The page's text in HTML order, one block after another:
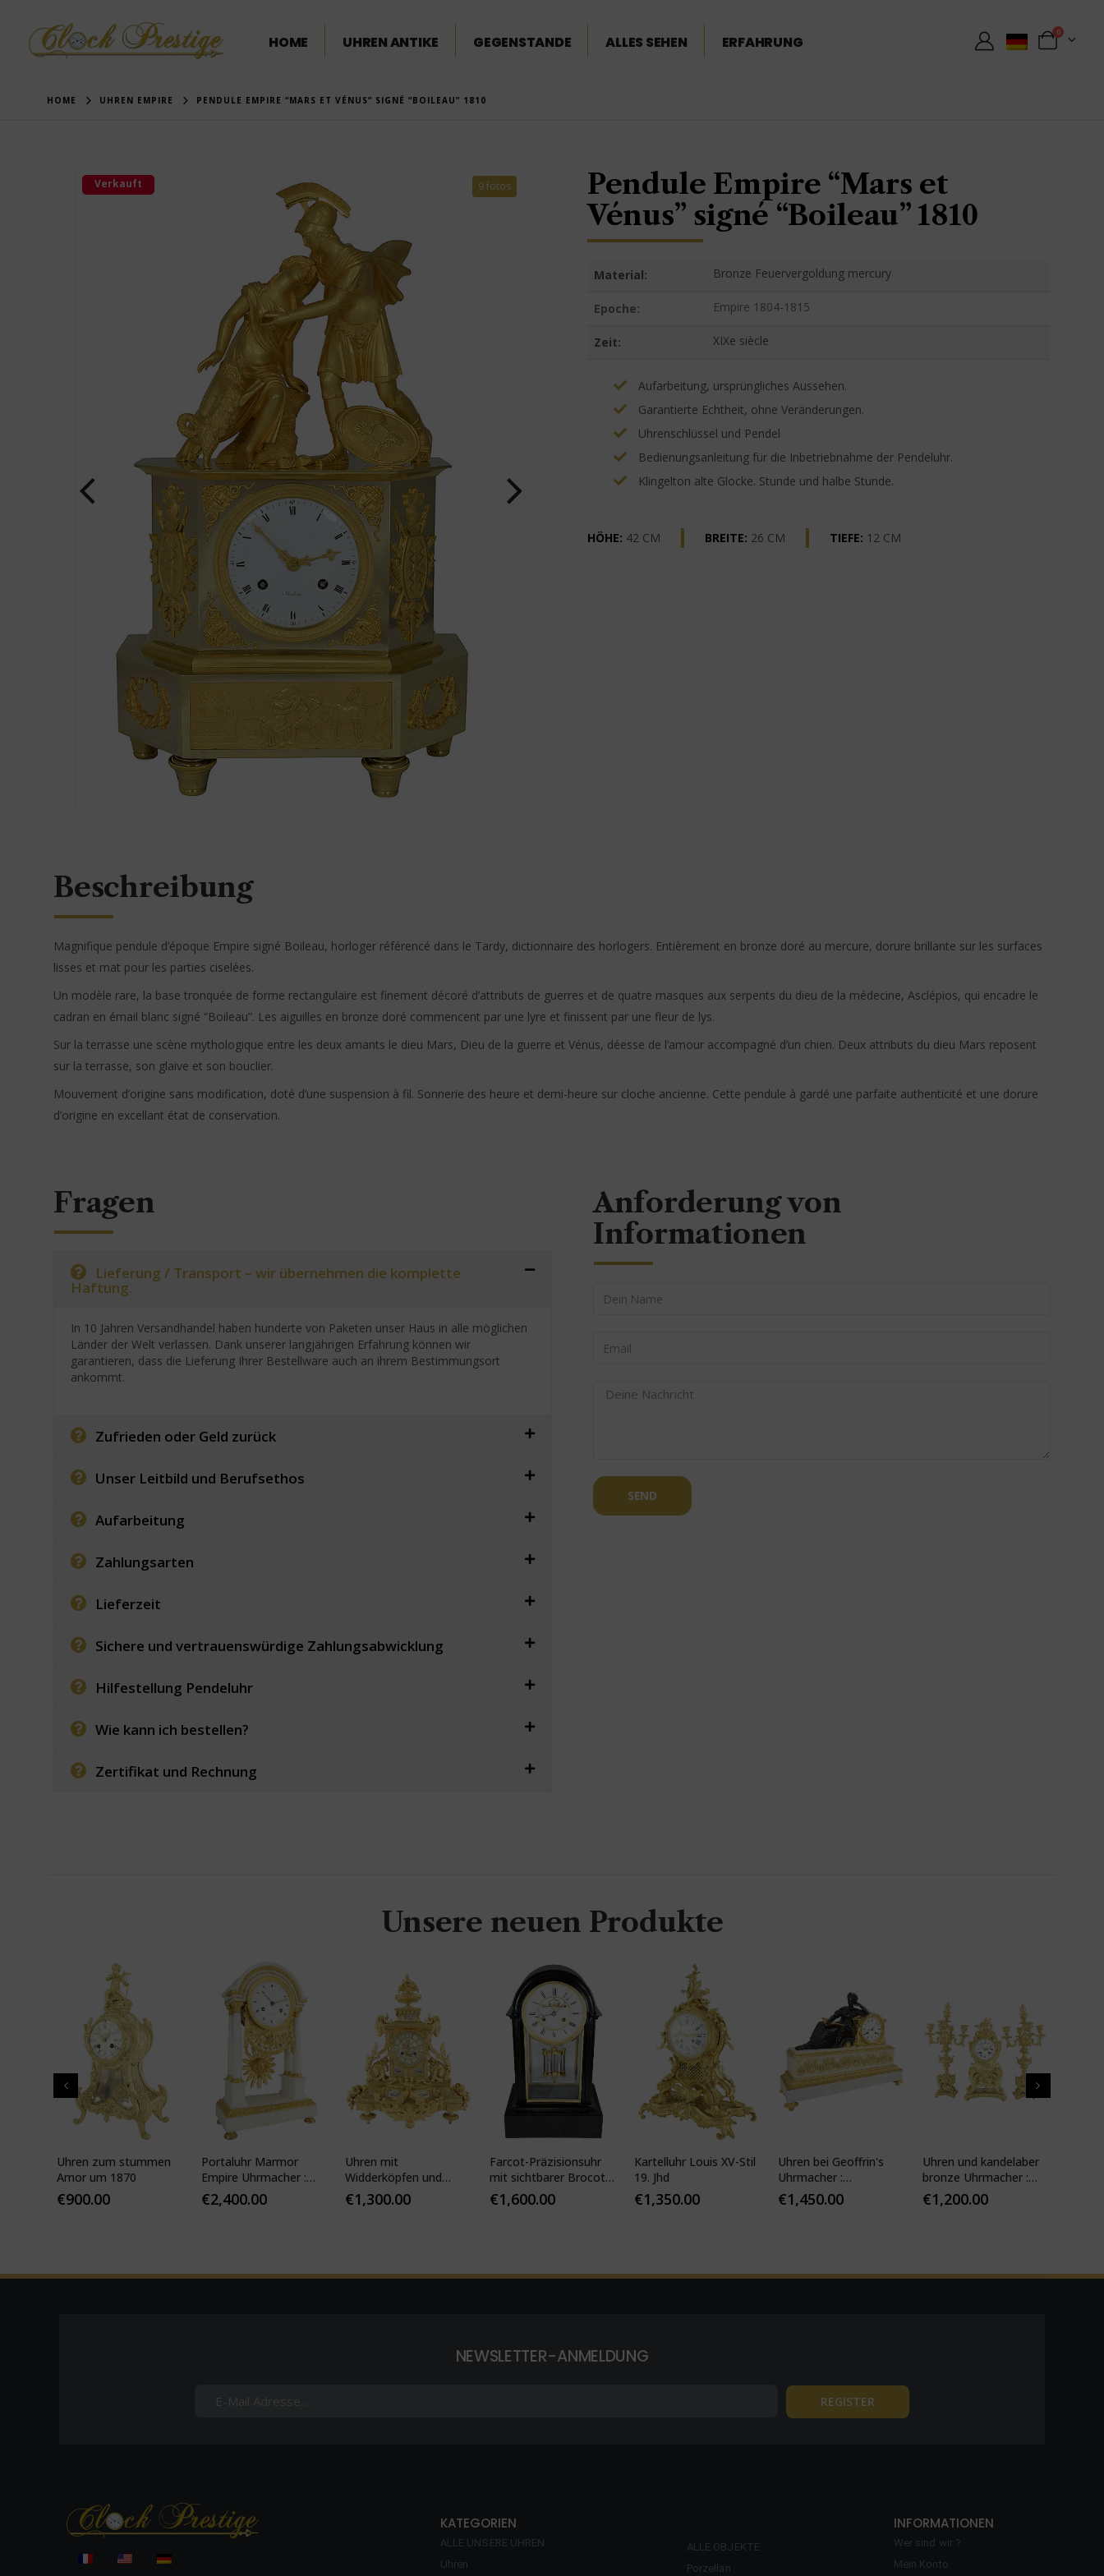
HOME UHREN ANTIKE GEGENSTANDE ALLES SEHEN ERFAHRUNG
0
HOME UHREN EMPIRE PENDULE EMPIRE “MARS ET VÉNUS” SIGNÉ “BOILEAU” 1810
9 fotos
Verkauft
Pendule Empire “Mars et
Vénus” signé “Boileau” 1810
Material: Bronze Feuervergoldung mercury
Epoche: Empire 1804-1815
Zeit: XIXe siècle
Aufarbeitung, ursprüngliches Aussehen.
Garantierte Echtheit, ohne Veränderungen.
Uhrenschlüssel und Pendel
Bedienungsanleitung für die Inbetriebnahme der Pendeluhr.
Klingelton alte Glocke. Stunde und halbe Stunde.
HÖHE: 42 CM BREITE: 26 CM TIEFE: 12 CM
Beschreibung
Magnifique pendule d’époque Empire signé Boileau, horloger référencé dans le Tardy, dictionnaire des horlogers. Entièrement en bronze doré au mercure, dorure brillante sur les surfaces
lisses et mat pour les parties ciselées.
Un modèle rare, la base tronquée de forme rectangulaire est finement décoré d’attributs de guerres et de quatre masques aux serpents du dieu de la médecine, Asclépios, qui encadre le
cadran en émail blanc signé “Boileau”. Les aiguilles en bronze doré commencent par une lyre et finissent par une fleur de lys.
Sur la terrasse une scène mythologique entre les deux amants le dieu Mars, Dieu de la guerre et Vénus, déesse de l’amour accompagné d’un chien. Deux attributs du dieu Mars reposent
sur la terrasse, son glaive et son bouclier.
Mouvement d’origine sans modification, doté d’une suspension à fil. Sonnerie des heure et demi-heure sur cloche ancienne. Cette pendule à gardé une parfaite authenticité et une dorure
d’origine en excellant état de conservation.
Fragen
Lieferung / Transport – wir übernehmen die komplette
Haftung.
In 10 Jahren Versandhandel haben hunderte von Paketen unser Haus in alle möglichen
Länder der Welt verlassen. Dank unserer langjährigen Erfahrung können wir
garantieren, dass die Lieferung Ihrer Bestellware auch an ihrem Bestimmungsort
ankommt.
Zufrieden oder Geld zurück
Unser Leitbild und Berufsethos
Aufarbeitung
Zahlungsarten
Lieferzeit
Sichere und vertrauenswürdige Zahlungsabwicklung
Hilfestellung Pendeluhr
Wie kann ich bestellen?
Zertifikat und Rechnung
Anforderung von
Informationen
SEND
Unsere neuen Produkte
Uhren zum stummen
Amor um 1870
€900.00
Portaluhr Marmor
Empire Uhrmacher :
VEIBEL 1810
€2,400.00
Uhren mit
Widderköpfen und
Pariser Porzellan
€1,300.00
Farcot-Präzisionsuhr
mit sichtbarer Brocot-
Hemmung
€1,600.00
Kartelluhr Louis XV-Stil
19. Jhd
€1,350.00
Uhren bei Geoffrin's
Uhrmacher :
Desfontaines 1850
€1,450.00
Uhren und kandelaber
bronze Uhrmacher :
Mougin
€1,200.00
NEWSLETTER-ANMELDUNG
KATEGORIEN
ALLE UNSERE UHREN
Uhren
ALLE OBJEKTE
Porzellan
INFORMATIONEN
Wer sind wir ?
Mein Konto